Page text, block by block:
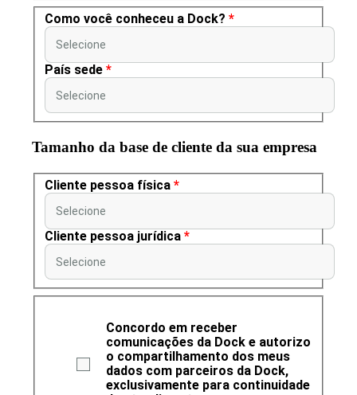
Como você conheceu a Dock? *
Selecione
País sede *
Selecione
Tamanho da base de cliente da sua empresa
Cliente pessoa física *
Selecione
Cliente pessoa jurídica *
Selecione
Concordo em receber
comunicações da Dock e autorizo
o compartilhamento dos meus
dados com parceiros da Dock,
exclusivamente para continuidade